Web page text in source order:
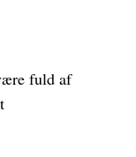
fuld af